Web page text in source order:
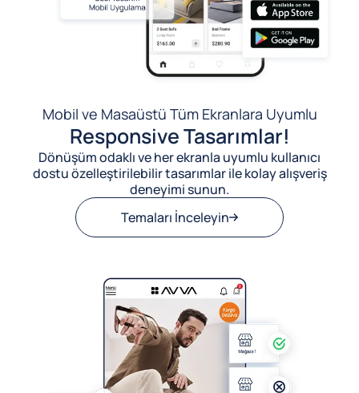
Mobil ve Masaüstü Tüm Ekranlara Uyumlu
Responsive Tasarımlar!
Dönüşüm odaklı ve her ekranla uyumlu kullanıcı
dostu özelleştirilebilir tasarımlar ile kolay alışveriş
deneyimi sunun.
Temaları İnceleyin